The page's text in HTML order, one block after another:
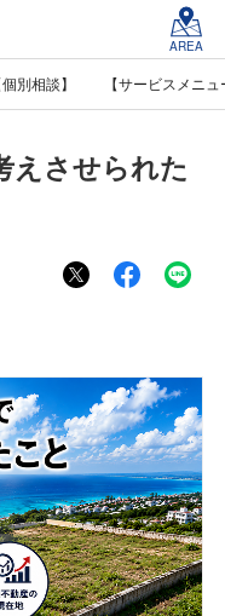
AREA
個別相談】 【サービスメニ
えさせられた